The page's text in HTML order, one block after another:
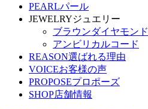
PEARLパール
JEWELRYジュエリー
ブラウンダイヤモンド
アンビリカルコード
REASON選ばれる理由
VOICEお客様の声
PROPOSEプロポーズ
SHOP店舗情報